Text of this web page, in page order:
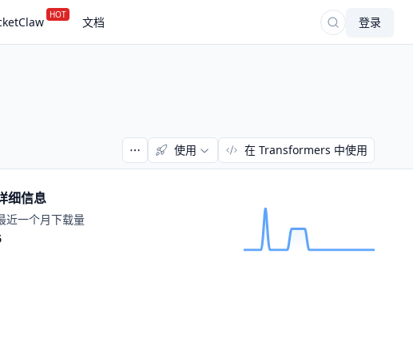
HOT 文档 登录
使用 在 Transformers 中使用
细信息
近一个月下载量